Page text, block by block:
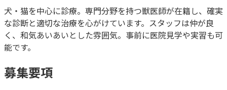
犬・猫を中心に診療。専門分野を持つ獣医師が在籍し、確実
な診断と適切な治療を心がけています。スタッフは仲が良
く、和気あいあいとした雰囲気。事前に医院見学や実習も可
能です。
募集要項